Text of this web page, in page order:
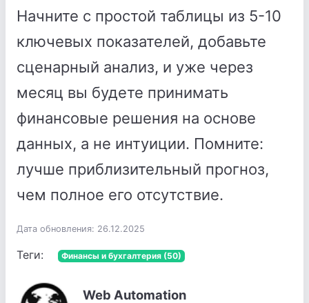
Начните с простой таблицы из 5-10
ключевых показателей, добавьте
сценарный анализ, и уже через
месяц вы будете принимать
финансовые решения на основе
данных, а не интуиции. Помните:
лучше приблизительный прогноз,
чем полное его отсутствие.
Дата обновления: 26.12.2025
Теги: Финансы и бухгалтерия (50)
Web Automation